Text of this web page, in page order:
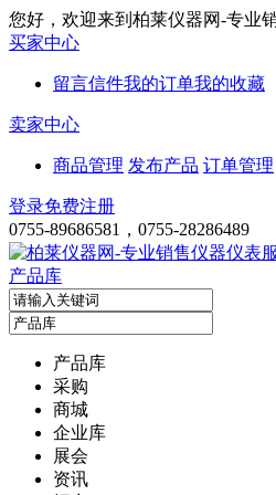
您好，欢迎来到柏莱仪器网-专业
买家中心
留言信件我的订单我的收藏
卖家中心
商品管理 发布产品 订单管理
登录免费注册
0755-89686581，0755-28286489
产品库
产品库
采购
商城
企业库
展会
资讯